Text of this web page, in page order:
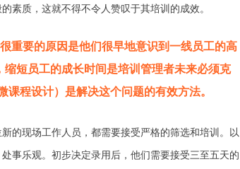
素质，这就不得不令人赞叹于其培训的成效。
重要的原因是他们很早地意识到一线员工的高
短员工的成长时间是培训管理者未来必须克
程设计）是解决这个问题的有效方法。
的现场工作人员，都需要接受严格的筛选和培训。以
事乐观。初步决定录用后，他们需要接受三至五天的